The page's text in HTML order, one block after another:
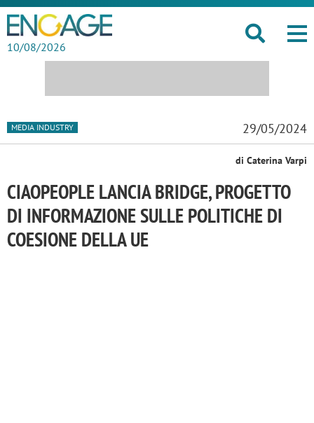
10/08/2026
MEDIA INDUSTRY 29/05/2024
di Caterina Varpi
CIAOPEOPLE LANCIA BRIDGE, PROGETTO
DI INFORMAZIONE SULLE POLITICHE DI
COESIONE DELLA UE